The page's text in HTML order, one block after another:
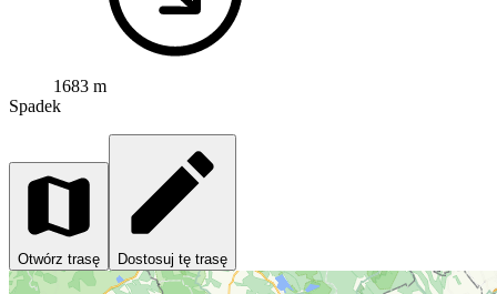
1683 m
Spadek
Otwórz trasę Dostosuj tę trasę